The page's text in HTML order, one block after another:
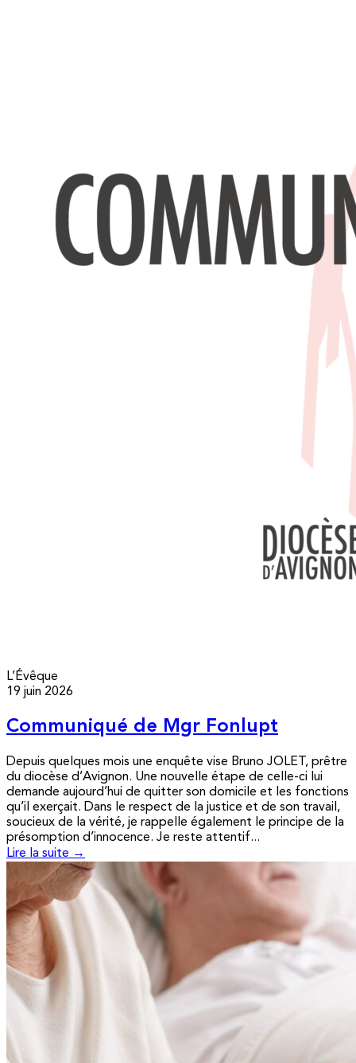
L’Évêque
19 juin 2026
Communiqué de Mgr Fonlupt
Depuis quelques mois une enquête vise Bruno JOLET, prêtre
du diocèse d’Avignon. Une nouvelle étape de celle-ci lui
demande aujourd’hui de quitter son domicile et les fonctions
qu’il exerçait. Dans le respect de la justice et de son travail,
soucieux de la vérité, je rappelle également le principe de la
présomption d’innocence. Je reste attentif...
Lire la suite →